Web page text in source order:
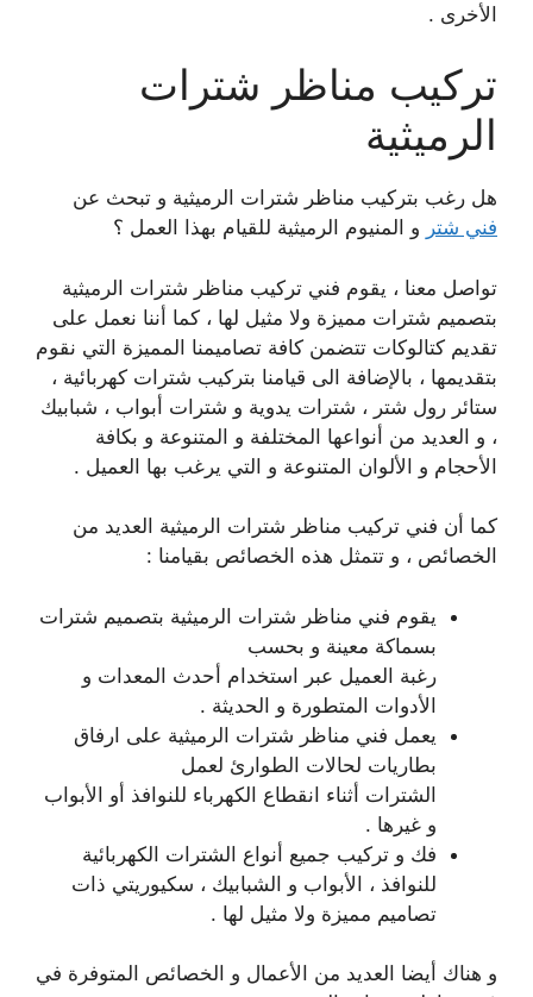
الأخرى .
تركيب مناظر شترات
الرميثية
هل رغب بتركيب مناظر شترات الرميثية و تبحث عن
فني شتر و المنيوم الرميثية للقيام بهذا العمل ؟
تواصل معنا ، يقوم فني تركيب مناظر شترات الرميثية
بتصميم شترات مميزة ولا مثيل لها ، كما أننا نعمل على
تقديم كتالوكات تتضمن كافة تصاميمنا المميزة التي نقوم
بتقديمها ، بالإضافة الى قيامنا بتركيب شترات كهربائية ،
ستائر رول شتر ، شترات يدوية و شترات أبواب ، شبابيك
، و العديد من أنواعها المختلفة و المتنوعة و بكافة
الأحجام و الألوان المتنوعة و التي يرغب بها العميل .
كما أن فني تركيب مناظر شترات الرميثية العديد من
الخصائص ، و تتمثل هذه الخصائص بقيامنا :
يقوم فني مناظر شترات الرميثية بتصميم شترات
بسماكة معينة و بحسب
رغبة العميل عبر استخدام أحدث المعدات و
الأدوات المتطورة و الحديثة .
يعمل فني مناظر شترات الرميثية على ارفاق
بطاريات لحالات الطوارئ لعمل
الشترات أثناء انقطاع الكهرباء للنوافذ أو الأبواب
و غيرها .
فك و تركيب جميع أنواع الشترات الكهربائية
للنوافذ ، الأبواب و الشبابيك ، سكيوريتي ذات
تصاميم مميزة ولا مثيل لها .
و هناك أيضا العديد من الأعمال و الخصائص المتوفرة في